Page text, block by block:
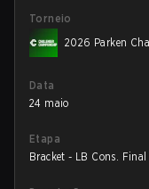
Torneio
2026 Parken
Data
24 maio
Etapa
Bracket - LB Cons. Final